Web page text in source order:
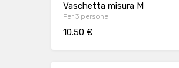
Vaschetta misura M
Per 3 persone
10.50 €